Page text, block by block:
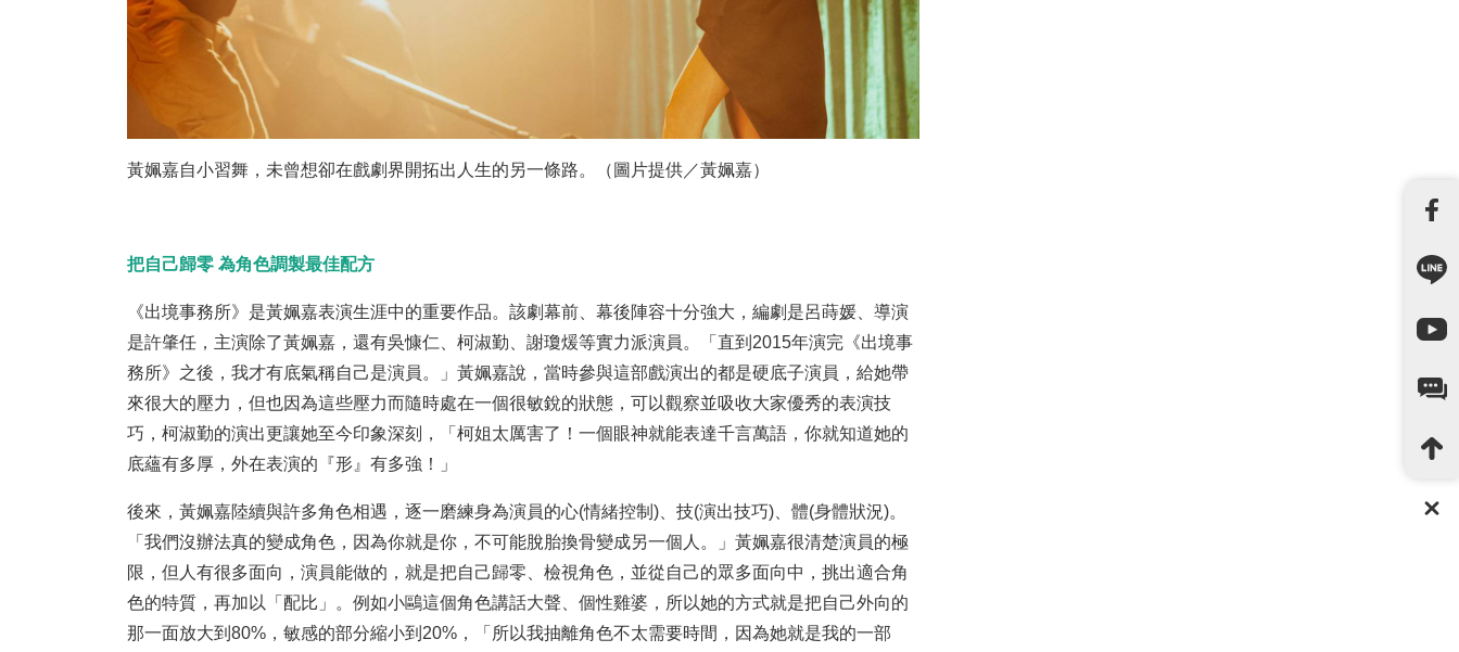
黃姵嘉自小習舞，未曾想卻在戲劇界開拓出人生的另一條路。（圖片提供／黃姵嘉）
把自己歸零 為角色調製最佳配方
《出境事務所》是黃姵嘉表演生涯中的重要作品。該劇幕前、幕後陣容十分強大，編劇是呂蒔媛、導演
是許肇任，主演除了黃姵嘉，還有吳慷仁、柯淑勤、謝瓊煖等實力派演員。「直到2015年演完《出境事
務所》之後，我才有底氣稱自己是演員。」黃姵嘉說，當時參與這部戲演出的都是硬底子演員，給她帶
來很大的壓力，但也因為這些壓力而隨時處在一個很敏銳的狀態，可以觀察並吸收大家優秀的表演技
巧，柯淑勤的演出更讓她至今印象深刻，「柯姐太厲害了！一個眼神就能表達千言萬語，你就知道她的
底蘊有多厚，外在表演的『形』有多強！」
後來，黃姵嘉陸續與許多角色相遇，逐一磨練身為演員的心(情緒控制)、技(演出技巧)、體(身體狀況)。
「我們沒辦法真的變成角色，因為你就是你，不可能脫胎換骨變成另一個人。」黃姵嘉很清楚演員的極
限，但人有很多面向，演員能做的，就是把自己歸零、檢視角色，並從自己的眾多面向中，挑出適合角
色的特質，再加以「配比」。例如小鷗這個角色講話大聲、個性雞婆，所以她的方式就是把自己外向的
那一面放大到80%，敏感的部分縮小到20%，「所以我抽離角色不太需要時間，因為她就是我的一部